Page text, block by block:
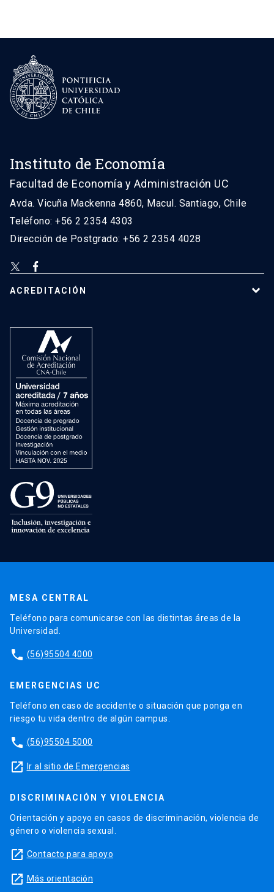
Instituto de Economía
Facultad de Economía y Administración UC
Avda. Vicuña Mackenna 4860, Macul. Santiago, Chile
Teléfono: +56 2 2354 4303
Dirección de Postgrado: +56 2 2354 4028
ACREDITACIÓN
MESA CENTRAL
Teléfono para comunicarse con las distintas áreas de la
Universidad.
phone (56)95504 4000
EMERGENCIAS UC
Teléfono en caso de accidente o situación que ponga en
riesgo tu vida dentro de algún campus.
phone (56)95504 5000
launch Ir al sitio de Emergencias
DISCRIMINACIÓN Y VIOLENCIA
Orientación y apoyo en casos de discriminación, violencia de
género o violencia sexual.
launch Contacto para apoyo
launch Más orientación